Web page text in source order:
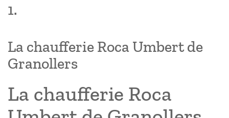
1.
La chaufferie Roca Umbert de
Granollers
La chaufferie Roca